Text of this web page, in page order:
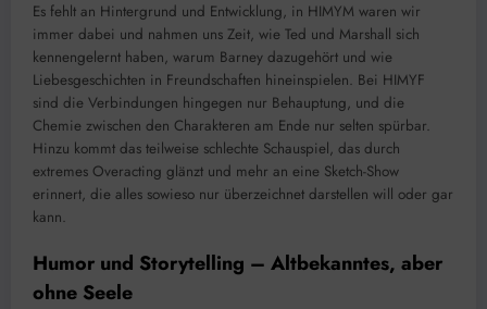
Es fehlt an Hintergrund und Entwicklung, in HIMYM waren wir
immer dabei und nahmen uns Zeit, wie Ted und Marshall sich
kennengelernt haben, warum Barney dazugehört und wie
Liebesgeschichten in Freundschaften hineinspielen. Bei HIMYF
sind die Verbindungen hingegen nur Behauptung, und die
Chemie zwischen den Charakteren am Ende nur selten spürbar.
Hinzu kommt das teilweise schlechte Schauspiel, das durch
extremes Overacting glänzt und mehr an eine Sketch-Show
erinnert, die alles sowieso nur überzeichnet darstellen will oder gar
kann.
Humor und Storytelling – Altbekanntes, aber
ohne Seele